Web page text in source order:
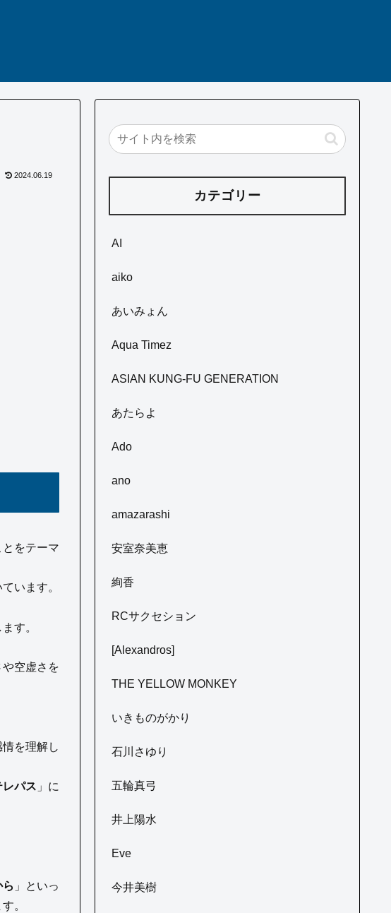
2024.06.19
をテーマ
います。
す。
空虚さを
を理解し
レパス 」に
」といっ
。
カテゴリー
AI
aiko
あいみょん
Aqua Timez
ASIAN KUNG-FU GENERATION
あたらよ
Ado
ano
amazarashi
安室奈美恵
絢香
RCサクセション
[Alexandros]
THE YELLOW MONKEY
いきものがかり
石川さゆり
五輪真弓
井上陽水
Eve
今井美樹